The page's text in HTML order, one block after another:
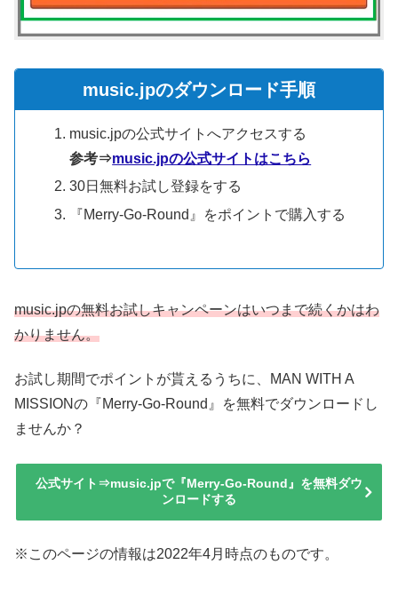
music.jpのダウンロード手順
music.jpの公式サイトへアクセスする
参考⇒music.jpの公式サイトはこちら
30日無料お試し登録をする
『Merry-Go-Round』をポイントで購入する
music.jpの無料お試しキャンペーンはいつまで続くかはわ
かりません。
お試し期間でポイントが貰えるうちに、MAN WITH A
MISSIONの『Merry-Go-Round』を無料でダウンロードし
ませんか？
公式サイト⇒music.jpで『Merry-Go-Round』を無料ダウ
ンロードする
※このページの情報は2022年4月時点のものです。